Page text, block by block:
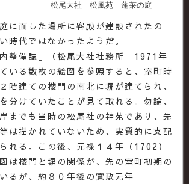
松尾大社 松風苑 蓬莱の庭
に面した場所に客殿が建設されたの
時代ではなかったようだ。
整備誌」（松尾大社社務所 1971年
いる数枚の絵図を参照すると、室町時
階建ての楼門の南北に塀が建てられ、
分けていたことが見て取れる。勿論、
までも当時の松尾社の神苑であり、先
は描かれていないため、実質的に支配
れる。この後、元禄１４年（1702）
は楼門と塀の関係が、先の室町初期の
るが、約８０年後の寛政元年